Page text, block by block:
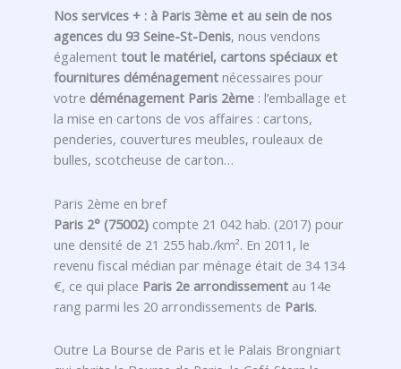
Nos services + : à Paris 3ème et au sein de nos
agences du 93 Seine-St-Denis, nous vendons
également tout le matériel, cartons spéciaux et
fournitures déménagement nécessaires pour
votre déménagement Paris 2ème : l’emballage et
la mise en cartons de vos affaires : cartons,
penderies, couvertures meubles, rouleaux de
bulles, scotcheuse de carton…
Paris 2ème en bref
Paris 2° (75002) compte 21 042 hab. (2017) pour
une densité de 21 255 hab./km². En 2011, le
revenu fiscal médian par ménage était de 34 134
€, ce qui place Paris 2e arrondissement au 14e
rang parmi les 20 arrondissements de Paris.
Outre La Bourse de Paris et le Palais Brongniart